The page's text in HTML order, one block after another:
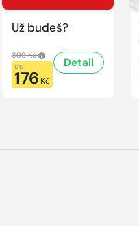
Už budeš?
399 Kč
od
176 Kč
Detail